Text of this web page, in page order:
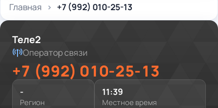
Главная +7 (992) 010-25-13
Теле2
Оператор связи
+7 (992) 010-25-13
-
Регион
11:39
Местное время